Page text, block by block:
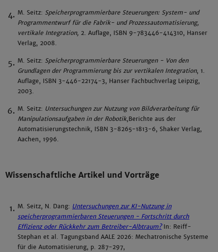
M. Seitz: Speicherprogrammierbare Steuerungen: System- und
Programmentwurf für die Fabrik- und Prozessautomatisierung,
vertikale Integration, 2. Auflage, ISBN 9-783446-414310, Hanser
Verlag, 2008.
M. Seitz: Speicherprogrammierbare Steuerungen - Von den
Grundlagen der Programmierung bis zur vertikalen Integration, 1.
Auflage, ISBN 3-446-22174-3, Hanser Fachbuchverlag Leipzig,
2003.
M. Seitz: Untersuchungen zur Nutzung von Bildverarbeitung für
Manipulationsaufgaben in der Robotik,Berichte aus der
Automatisierungstechnik, ISBN 3-8265-1813-6, Shaker Verlag,
Aachen, 1996.
Wissenschaftliche Artikel und Vorträge
M. Seitz, N. Dang: Untersuchungen zur KI-Nutzung in
speicherprogrammierbaren Steuerungen - Fortschritt durch
Effizienz oder Rückkehr zum Betreiber-Albtraum? In: Reiff-
Stephan et al. Tagungsband AALE 2026: Mechatronische Systeme
für die Automatisierung, p. 287-297,